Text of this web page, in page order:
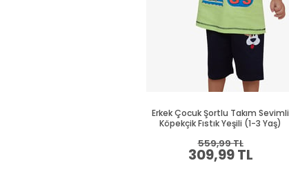
Erkek Çocuk Şortlu Takım Sevimli
Köpekçik Fıstık Yeşili (1-3 Yaş)
309,99 TL
559,99 TL